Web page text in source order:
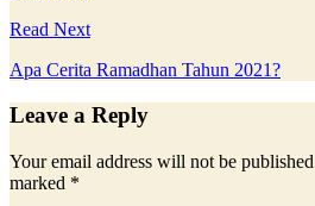
Read Next
Apa Cerita Ramadhan Tahun 2021?
Leave a Reply
Your email address will not be
marked *